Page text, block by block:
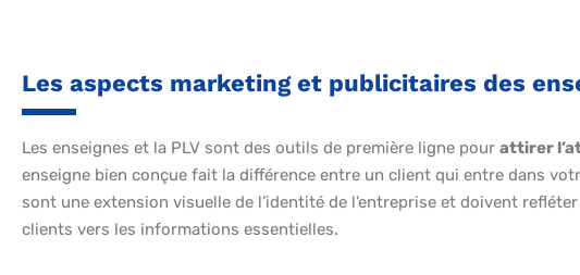
Les aspects marketing et publicitaires des
Les enseignes et la PLV sont des outils de première ligne pour attirer
enseigne bien conçue fait la différence entre un client qui entre dans
sont une extension visuelle de l’identité de l’entreprise et doivent
clients vers les informations essentielles.